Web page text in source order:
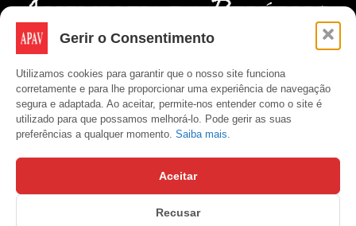
Gerir o Consentimento
Utilizamos cookies para garantir que o nosso site funciona
corretamente e para lhe proporcionar uma experiência de navegação
segura e adaptada. Ao aceitar, permite-nos entender como o site é
utilizado para que possamos melhorá-lo. Pode gerir as suas
preferências a qualquer momento. Saiba mais.
Aceitar
Recusar